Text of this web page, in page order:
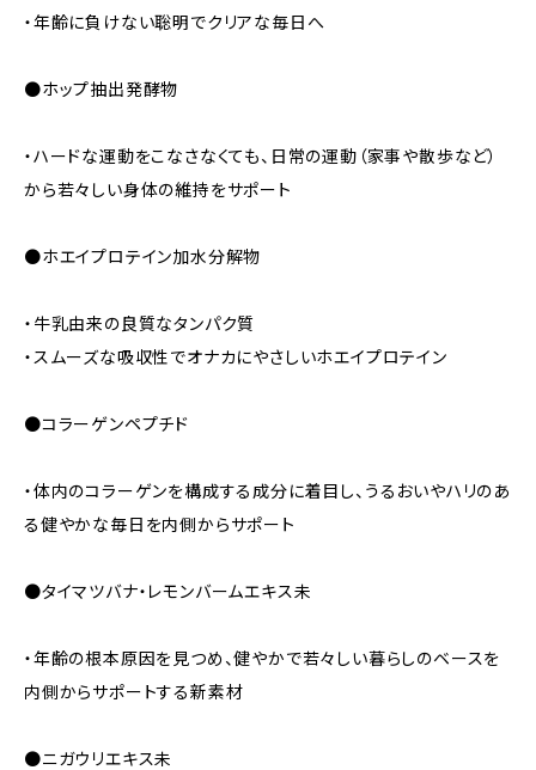
・年齢に負けない聡明でクリアな毎日へ
●ホップ抽出発酵物
・ハードな運動をこなさなくても、日常の運動（家事や散歩など）
から若々しい身体の維持をサポート
●ホエイプロテイン加水分解物
・牛乳由来の良質なタンパク質
・スムーズな吸収性でオナカにやさしいホエイプロテイン
●コラーゲンペプチド
・体内のコラーゲンを構成する成分に着目し、うるおいやハリのあ
る健やかな毎日を内側からサポート
●タイマツバナ・レモンバームエキス未
・年齢の根本原因を見つめ、健やかで若々しい暮らしのベースを
内側からサポートする新素材
●ニガウリエキス未